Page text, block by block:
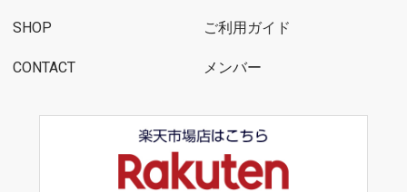
SHOP
CONTACT
ご利用ガイド
メンバー